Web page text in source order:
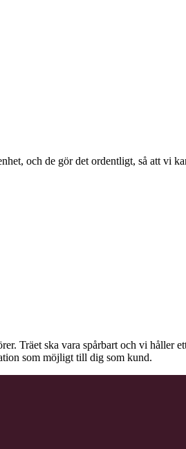
och de gör det ordentligt, så att vi
Träet ska vara spårbart och vi håller
som möjligt till dig som kund.